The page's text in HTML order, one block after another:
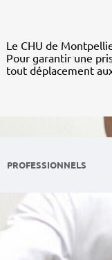
Le CHU de
Pour garantir une
tout déplacement
PROFESSIONNELS